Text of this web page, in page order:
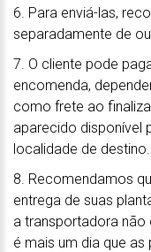
6. Para enviá-las,
separadamente de
7. O cliente pode
encomenda,
como frete ao
aparecido disponível
localidade de destino.
8. Recomendamos
entrega de suas
a transportadora não
é mais um dia que